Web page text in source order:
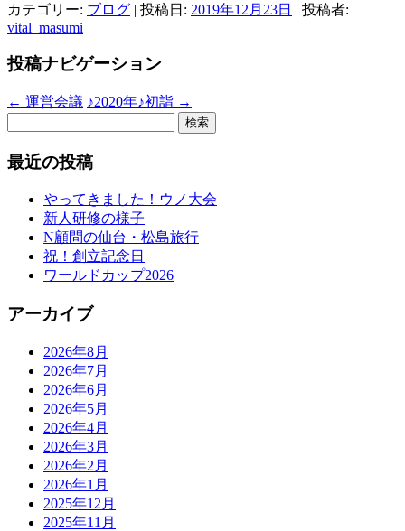
カテゴリー: ブログ | 投稿日: 2019年12月23日 | 投稿者:
vital_masumi
投稿ナビゲーション
← 運営会議 ♪2020年♪初詣 →
最近の投稿
やってきました！ウノ大会
新人研修の様子
N顧問の仙台・松島旅行
祝！創立記念日
ワールドカップ2026
アーカイブ
2026年8月
2026年7月
2026年6月
2026年5月
2026年4月
2026年3月
2026年2月
2026年1月
2025年12月
2025年11月